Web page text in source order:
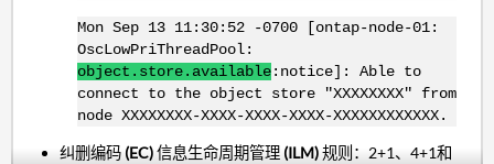
Mon Sep 13 11:30:52 -0700 [ontap-node-01:
OscLowPriThreadPool:
object.store.available:notice]: Able to
connect to the object store "XXXXXXXX" from
node XXXXXXXX-XXXX-XXXX-XXXX-XXXXXXXXXXXX.
纠删编码 (EC)信息生命周期管理 (ILM)规则：2+1、4+1和